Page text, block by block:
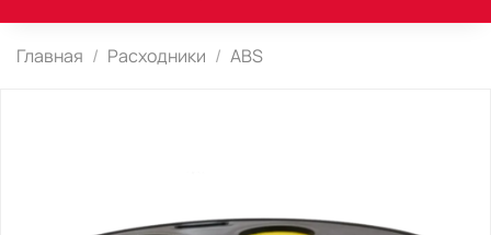
Главная Расходники ABS